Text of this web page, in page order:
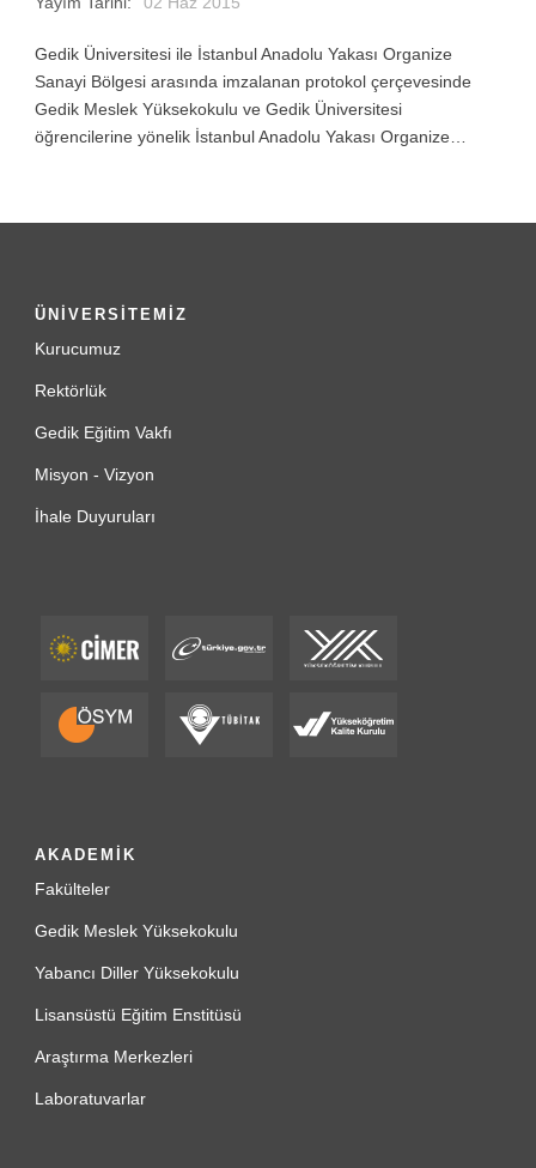
Gedik Üniversitesi ile İstanbul Anadolu Yakası Organize
Sanayi Bölgesi arasında imzalanan protokol çerçevesinde
Gedik Meslek Yüksekokulu ve Gedik Üniversitesi
öğrencilerine yönelik İstanbul Anadolu Yakası Organize…
ÜNİVERSİTEMİZ
Kurucumuz
Rektörlük
Gedik Eğitim Vakfı
Misyon - Vizyon
İhale Duyuruları
AKADEMİK
Fakülteler
Gedik Meslek Yüksekokulu
Yabancı Diller Yüksekokulu
Lisansüstü Eğitim Enstitüsü
Araştırma Merkezleri
Laboratuvarlar